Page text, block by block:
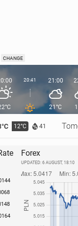
CHANGE
12°C 41
20:41 21:00
21°C
Forex
UPDATED: 6 AUGUST, 18:10